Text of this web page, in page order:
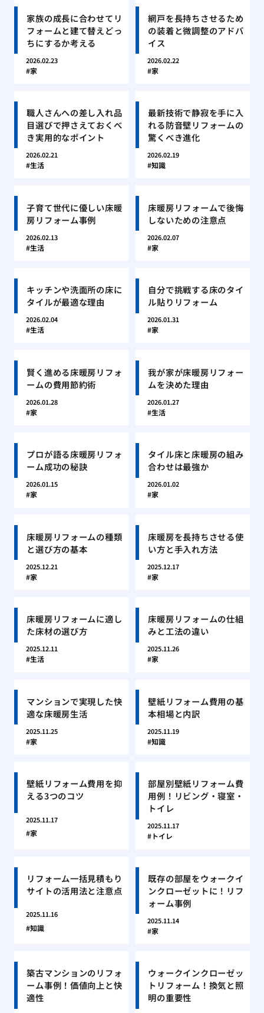
家族の成長に合わせてリ
フォームと建て替えどっ
ちにするか考える
2026.02.23
家
網戸を長持ちさせるため
の装着と微調整のアドバ
イス
2026.02.22
家
職人さんへの差し入れ品
目選びで押さえておくべ
き実用的なポイント
2026.02.21
生活
最新技術で静寂を手に入
れる防音壁リフォームの
驚くべき進化
2026.02.19
知識
子育て世代に優しい床暖
房リフォーム事例
2026.02.13
生活
床暖房リフォームで後悔
しないための注意点
2026.02.07
家
キッチンや洗面所の床に
タイルが最適な理由
2026.02.04
生活
自分で挑戦する床のタイ
ル貼りリフォーム
2026.01.31
家
賢く進める床暖房リフォ
ームの費用節約術
2026.01.28
家
我が家が床暖房リフォー
ムを決めた理由
2026.01.27
生活
プロが語る床暖房リフォ
ーム成功の秘訣
2026.01.15
家
タイル床と床暖房の組み
合わせは最強か
2026.01.02
家
床暖房リフォームの種類
と選び方の基本
2025.12.21
家
床暖房を長持ちさせる使
い方と手入れ方法
2025.12.17
家
床暖房リフォームに適し
た床材の選び方
2025.12.11
生活
床暖房リフォームの仕組
みと工法の違い
2025.11.26
家
マンションで実現した快
適な床暖房生活
2025.11.25
家
壁紙リフォーム費用の基
本相場と内訳
2025.11.19
知識
壁紙リフォーム費用を抑
える3つのコツ
2025.11.17
家
部屋別壁紙リフォーム費
用例！リビング・寝室・
トイレ
2025.11.17
トイレ
リフォーム一括見積もり
サイトの活用法と注意点
2025.11.16
知識
既存の部屋をウォークイ
ンクローゼットに！リフ
ォーム事例
2025.11.14
家
築古マンションのリフォ
ーム事例！価値向上と快
適性
ウォークインクローゼッ
トリフォーム！換気と照
明の重要性